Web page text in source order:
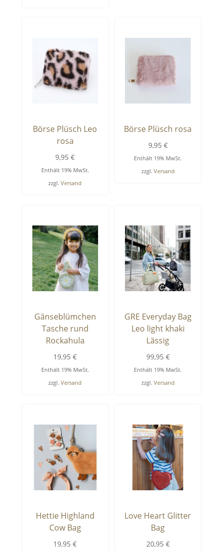
Börse Plüsch Leo
rosa
9,95€
Enthält 19% MwSt.
zzgl.Versand
Börse Plüsch rosa
9,95 €
Enthält 19% MwSt.
zzgl. Versand
Gänseblümchen
Tasche rund
Rockahula
19,95€
Enthält 19% MwSt.
zzgl.Versand
GRE Everyday Bag
Leo light khaki
Lässig
99,95 €
Enthält 19% MwSt.
zzgl. Versand
Hettie Highland
Cow Bag
19,95€
Love Heart Glitter
Bag
20,95 €